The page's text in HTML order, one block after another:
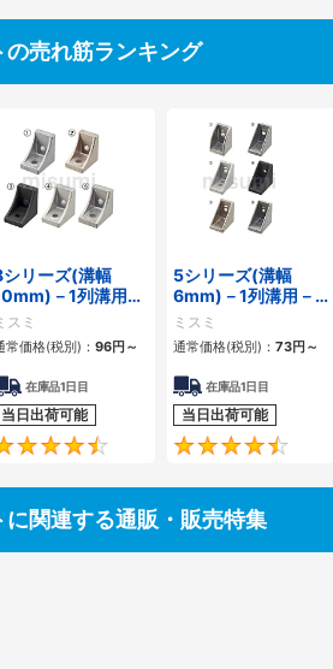
売れ筋ランキング
4.5
リーズ(溝幅
－1列溝用－
起付反転ブラケッ
スミ
常価格(税別)： 96円～
在庫品1日目
当日出荷可能
4.7
5シリーズ(溝幅
6mm)－1列溝用－
突起付反転ブラケッ
ト
ミスミ
通常価格(税別)： 73円～
在庫品1日目
当日出荷可能
関連する通販・販売特集